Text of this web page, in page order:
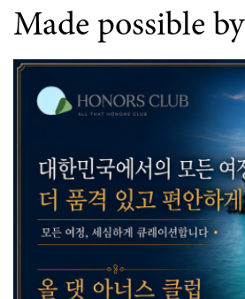
Made possible by